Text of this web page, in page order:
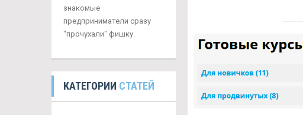
знакомые
предприниматели сразу
"прочухали" фишку.
КАТЕГОРИИ СТАТЕЙ